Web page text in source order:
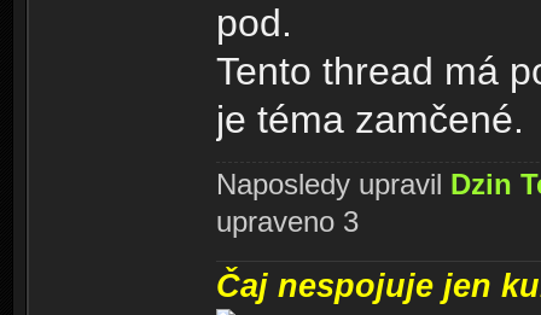
pod.
Tento thread má
je téma zamčené.
Naposledy upravil Dzin
upraveno 3
Čaj nespojuje jen